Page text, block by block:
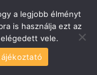
a legjobb élményt
is használja ezt az
vele.